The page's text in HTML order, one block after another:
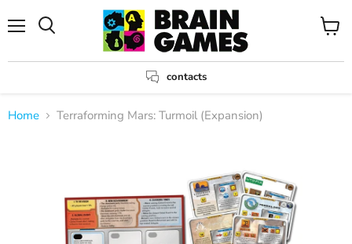
contacts
View
Home Terraforming Mars: Turmoil (Expansion)